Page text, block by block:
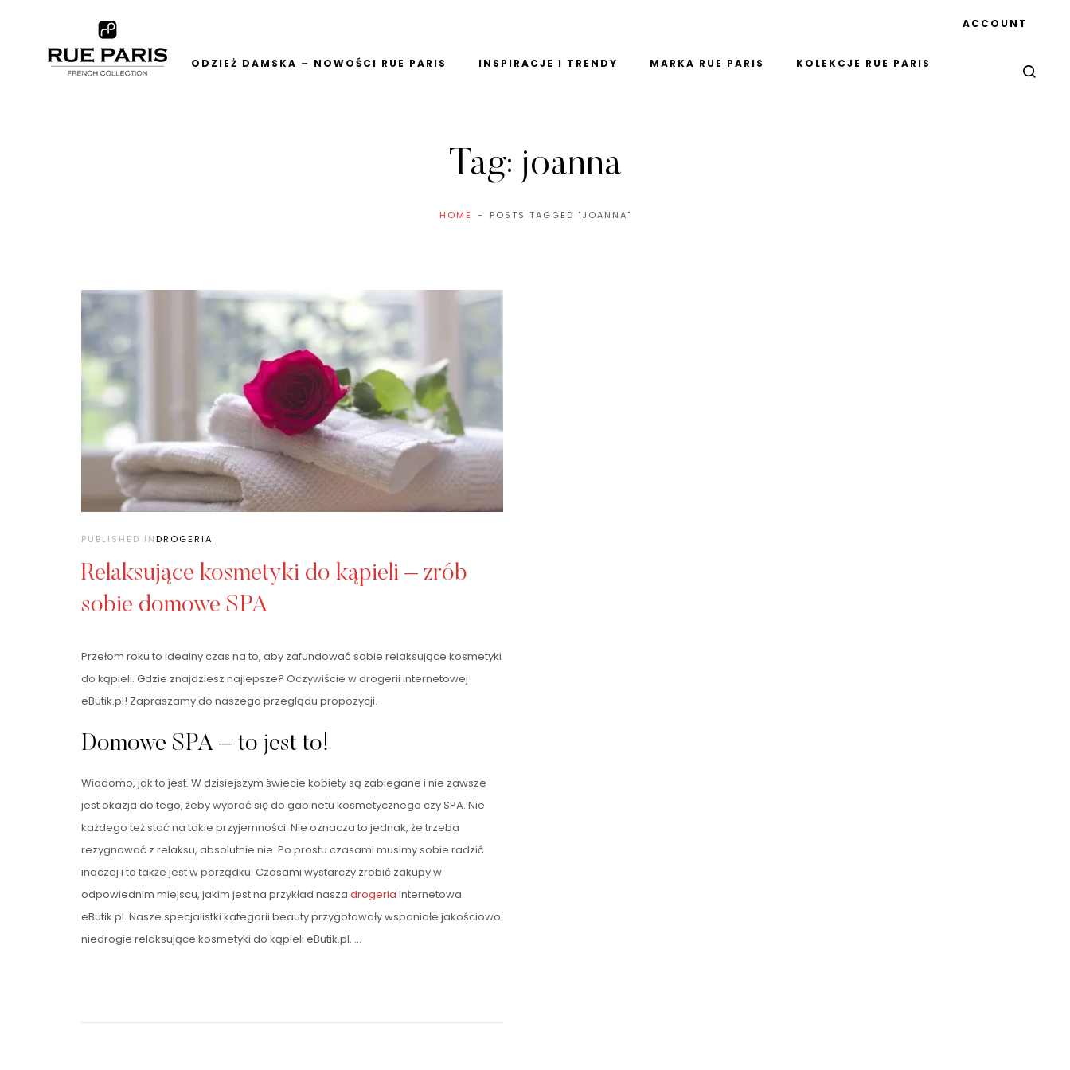
ODZIEŻ DAMSKA – NOWOŚCI RUE PARIS INSPIRACJE I TRENDY MARKA RUE PARIS KOLEKCJE RUE PARIS
ACCOUNT
Tag: joanna
HOME POSTS TAGGED "JOANNA"
PUBLISHED INDROGERIA
Relaksujące kosmetyki do kąpieli – zrób
sobie domowe SPA
Przełom roku to idealny czas na to, aby zafundować sobie relaksujące kosmetyki
do kąpieli. Gdzie znajdziesz najlepsze? Oczywiście w drogerii internetowej
eButik.pl! Zapraszamy do naszego przeglądu propozycji.
Domowe SPA – to jest to!
Wiadomo, jak to jest. W dzisiejszym świecie kobiety są zabiegane i nie zawsze
jest okazja do tego, żeby wybrać się do gabinetu kosmetycznego czy SPA. Nie
każdego też stać na takie przyjemności. Nie oznacza to jednak, że trzeba
rezygnować z relaksu, absolutnie nie. Po prostu czasami musimy sobie radzić
inaczej i to także jest w porządku. Czasami wystarczy zrobić zakupy w
odpowiednim miejscu, jakim jest na przykład nasza drogeria internetowa
eButik.pl. Nasze specjalistki kategorii beauty przygotowały wspaniałe jakościowo
niedrogie relaksujące kosmetyki do kąpieli eButik.pl. …